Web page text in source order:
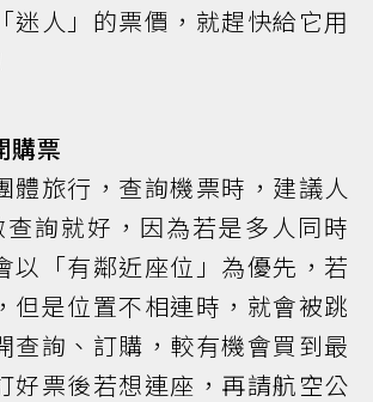
迷人」的票價，就趕快給它用
購票
體旅行，查詢機票時，建議人
詢就好，因為若是多人同時
以「有鄰近座位」為優先，若
但是位置不相連時，就會被跳
查詢、訂購，較有機會買到最
好票後若想連座，再請航空公